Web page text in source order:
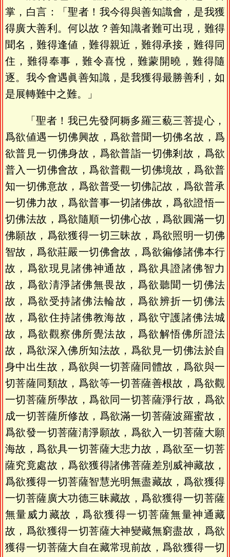
掌，白言：「聖者！我今得與善知識會，是我獲
得廣大善利。何以故？善知識者難可出現，難得
聞名，難得逢値，難得親近，難得承接，難得同
住，難得奉事，難令喜悅，難蒙開曉，難得隨
逐。我今會遇眞善知識，是我獲得最勝善利，如
是展轉難中之難。」
「聖者！我已先發阿耨多羅三藐三菩提心，
爲欲値遇一切佛興故，爲欲普聞一切佛名故，爲
欲普見一切佛身故，爲欲普詣一切佛剎故，爲欲
普入一切佛會故，爲欲普觀一切佛境故，爲欲普
知一切佛意故，爲欲普受一切佛記故，爲欲普承
一切佛力故，爲欲普事一切諸佛故，爲欲證悟一
切佛法故，爲欲隨順一切佛心故，爲欲圓滿一切
佛願故，爲欲獲得一切三昧故，爲欲照明一切佛
智故，爲欲莊嚴一切佛會故，爲欲徧修諸佛本行
故，爲欲現見諸佛神通故，爲欲具證諸佛智力
故，爲欲淸淨諸佛無畏故，爲欲聽聞一切佛法
故，爲欲受持諸佛法輪故，爲欲辨折一切佛法
故，爲欲住持諸佛教海故，爲欲守護諸佛法城
故，爲欲觀察佛所覺法故，爲欲解悟佛所證法
故，爲欲深入佛所知法故，爲欲見一切佛法於自
身中出生故，爲欲與一切菩薩同體故，爲欲與一
切菩薩同類故，爲欲等一切菩薩善根故，爲欲觀
一切菩薩所學故，爲欲同一切菩薩淨行故，爲欲
成一切菩薩所修故，爲欲滿一切菩薩波羅蜜故，
爲欲發一切菩薩淸淨願故，爲欲入一切菩薩大願
海故，爲欲具一切菩薩大悲力故，爲欲至一切菩
薩究竟處故，爲欲獲得諸佛菩薩差別威神藏故，
爲欲獲得一切菩薩智慧光明無盡藏故，爲欲獲得
一切菩薩廣大功德三昧藏故，爲欲獲得一切菩薩
無量威力藏故，爲欲獲得一切菩薩無量神通藏
故，爲欲獲得一切菩薩大神變藏無窮盡故，爲欲
獲得一切菩薩大自在藏常現前故，爲欲獲得一切